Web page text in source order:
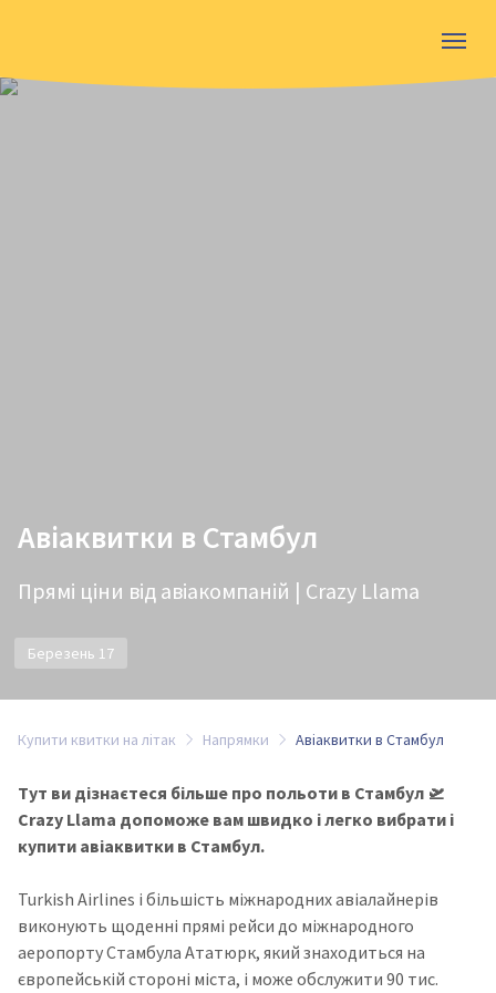
Авіаквитки в Стамбул
Прямі ціни від авіакомпаній | Crazy Llama
Березень 17
Купити квитки на літак Напрямки Авіаквитки в Стамбул
Тут ви дізнаєтеся більше про польоти в Стамбул 🛫
Crazy Llama допоможе вам швидко і легко вибрати і
купити авіаквитки в Стамбул.
Turkish Airlines і більшість міжнародних авіалайнерів
виконують щоденні прямі рейси до міжнародного
аеропорту Стамбула Ататюрк, який знаходиться на
європейській стороні міста, і може обслужити 90 тис.